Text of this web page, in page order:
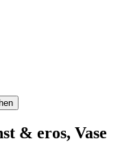
& eros, Vase